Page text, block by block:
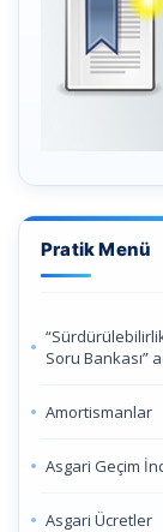
Pratik Menü
Soru Bankası”
Amortismanlar
Asgari Geçim
Asgari Ücretler